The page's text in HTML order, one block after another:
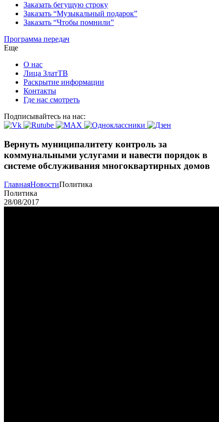
Заказать бегущую строку
Заказать “Музыкальный подарок”
Заказать “Чтобы помнили”
Программа передач
Еще
О нас
Лица ЗлатТВ
Раскрытие информации
Контакты
Где нас смотреть
Подписывайтесь на нас:
Вернуть муниципалитету контроль за
коммунальными услугами и навести порядок в
системе обслуживания многоквартирных домов
ГлавнаяНовостиПолитика
Политика
28/08/2017